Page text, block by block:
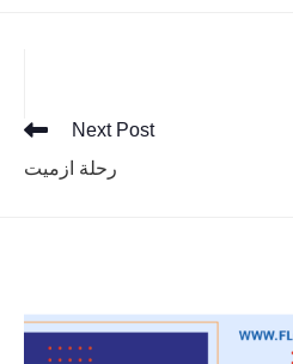
Next Post
رحلة ازميت